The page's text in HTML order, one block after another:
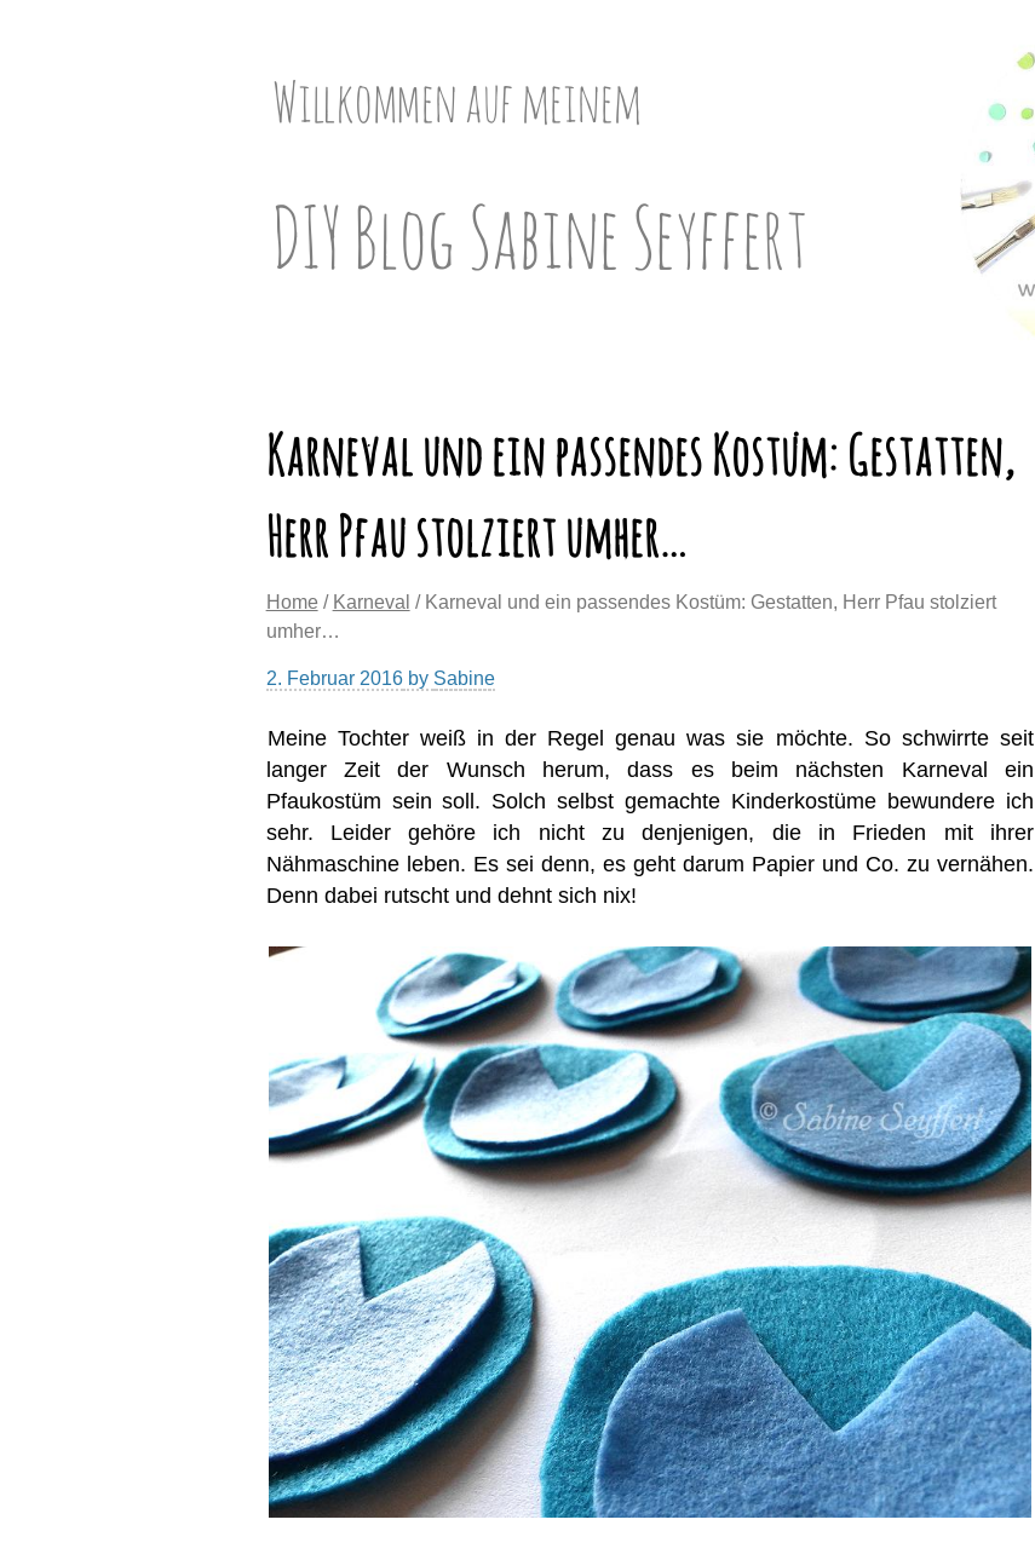
Willkommen auf meinem
DIY Blog Sabine Seyffert
Karneval und ein passendes Kostüm: Gestatten,
Herr Pfau stolziert umher…
Home / Karneval / Karneval und ein passendes Kostüm: Gestatten, Herr Pfau stolziert
umher…
2. Februar 2016by Sabine
Meine Tochter weiß in der Regel genau was sie möchte. So schwirrte seit
langer Zeit der Wunsch herum, dass es beim nächsten Karneval ein
Pfaukostüm sein soll. Solch selbst gemachte Kinderkostüme bewundere ich
sehr. Leider gehöre ich nicht zu denjenigen, die in Frieden mit ihrer
Nähmaschine leben. Es sei denn, es geht darum Papier und Co. zu vernähen.
Denn dabei rutscht und dehnt sich nix!